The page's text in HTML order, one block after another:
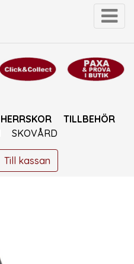
HERRSKOR
TILLBEHÖR
SKOVÅRD
Till kassan